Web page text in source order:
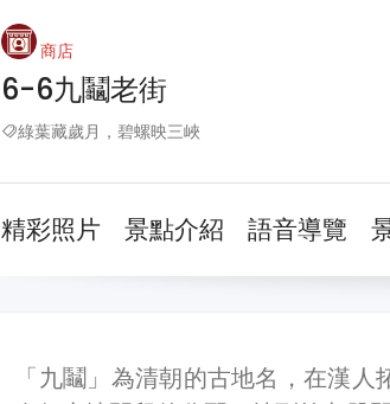
商店
6-6九鬮老街
綠葉藏歲月，碧螺映三峽
精彩照片 景點介紹 語音導覽
「九鬮」為清朝的古地名，在漢